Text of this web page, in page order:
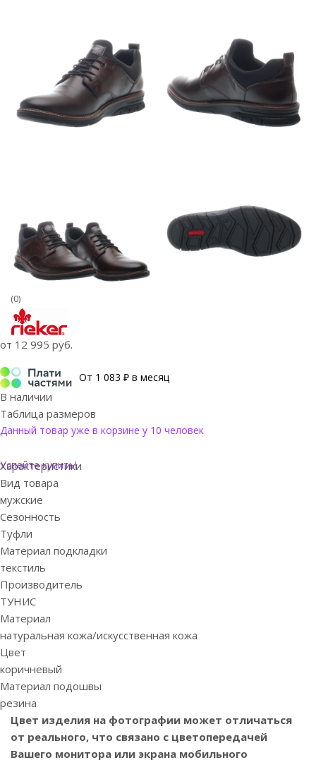
(0)
от 12 995 руб.
От 1 083 ₽ в месяц
В наличии
Таблица размеров
Данный товар уже в корзине у 10 человек
Успейте купить!
Характеристики
Вид товара
мужские
Сезонность
Туфли
Материал подкладки
текстиль
Производитель
ТУНИС
Материал
натуральная кожа/искусственная кожа
Цвет
коричневый
Материал подошвы
резина
Цвет изделия на фотографии может отличаться
от реального, что связано с цветопередачей
Вашего монитора или экрана мобильного